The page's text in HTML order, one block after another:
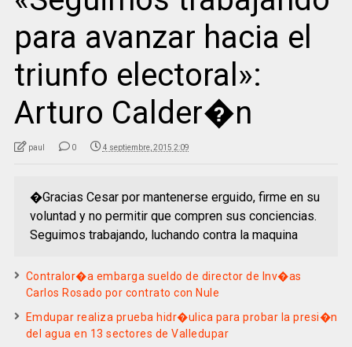
para avanzar hacia el
triunfo electoral»:
Arturo Calder�n
paul 0 4 septiembre, 2015 2:09
�Gracias Cesar por mantenerse erguido, firme en su
voluntad y no permitir que compren sus conciencias.
Seguimos trabajando, luchando contra la maquina
Contralor�a embarga sueldo de director de Inv�as
Carlos Rosado por contrato con Nule
Emdupar realiza prueba hidr�ulica para probar la presi�n
del agua en 13 sectores de Valledupar